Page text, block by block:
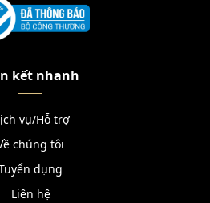
kết nhanh
vụ/Hỗ trợ
chúng tôi
dụng
Liên hệ